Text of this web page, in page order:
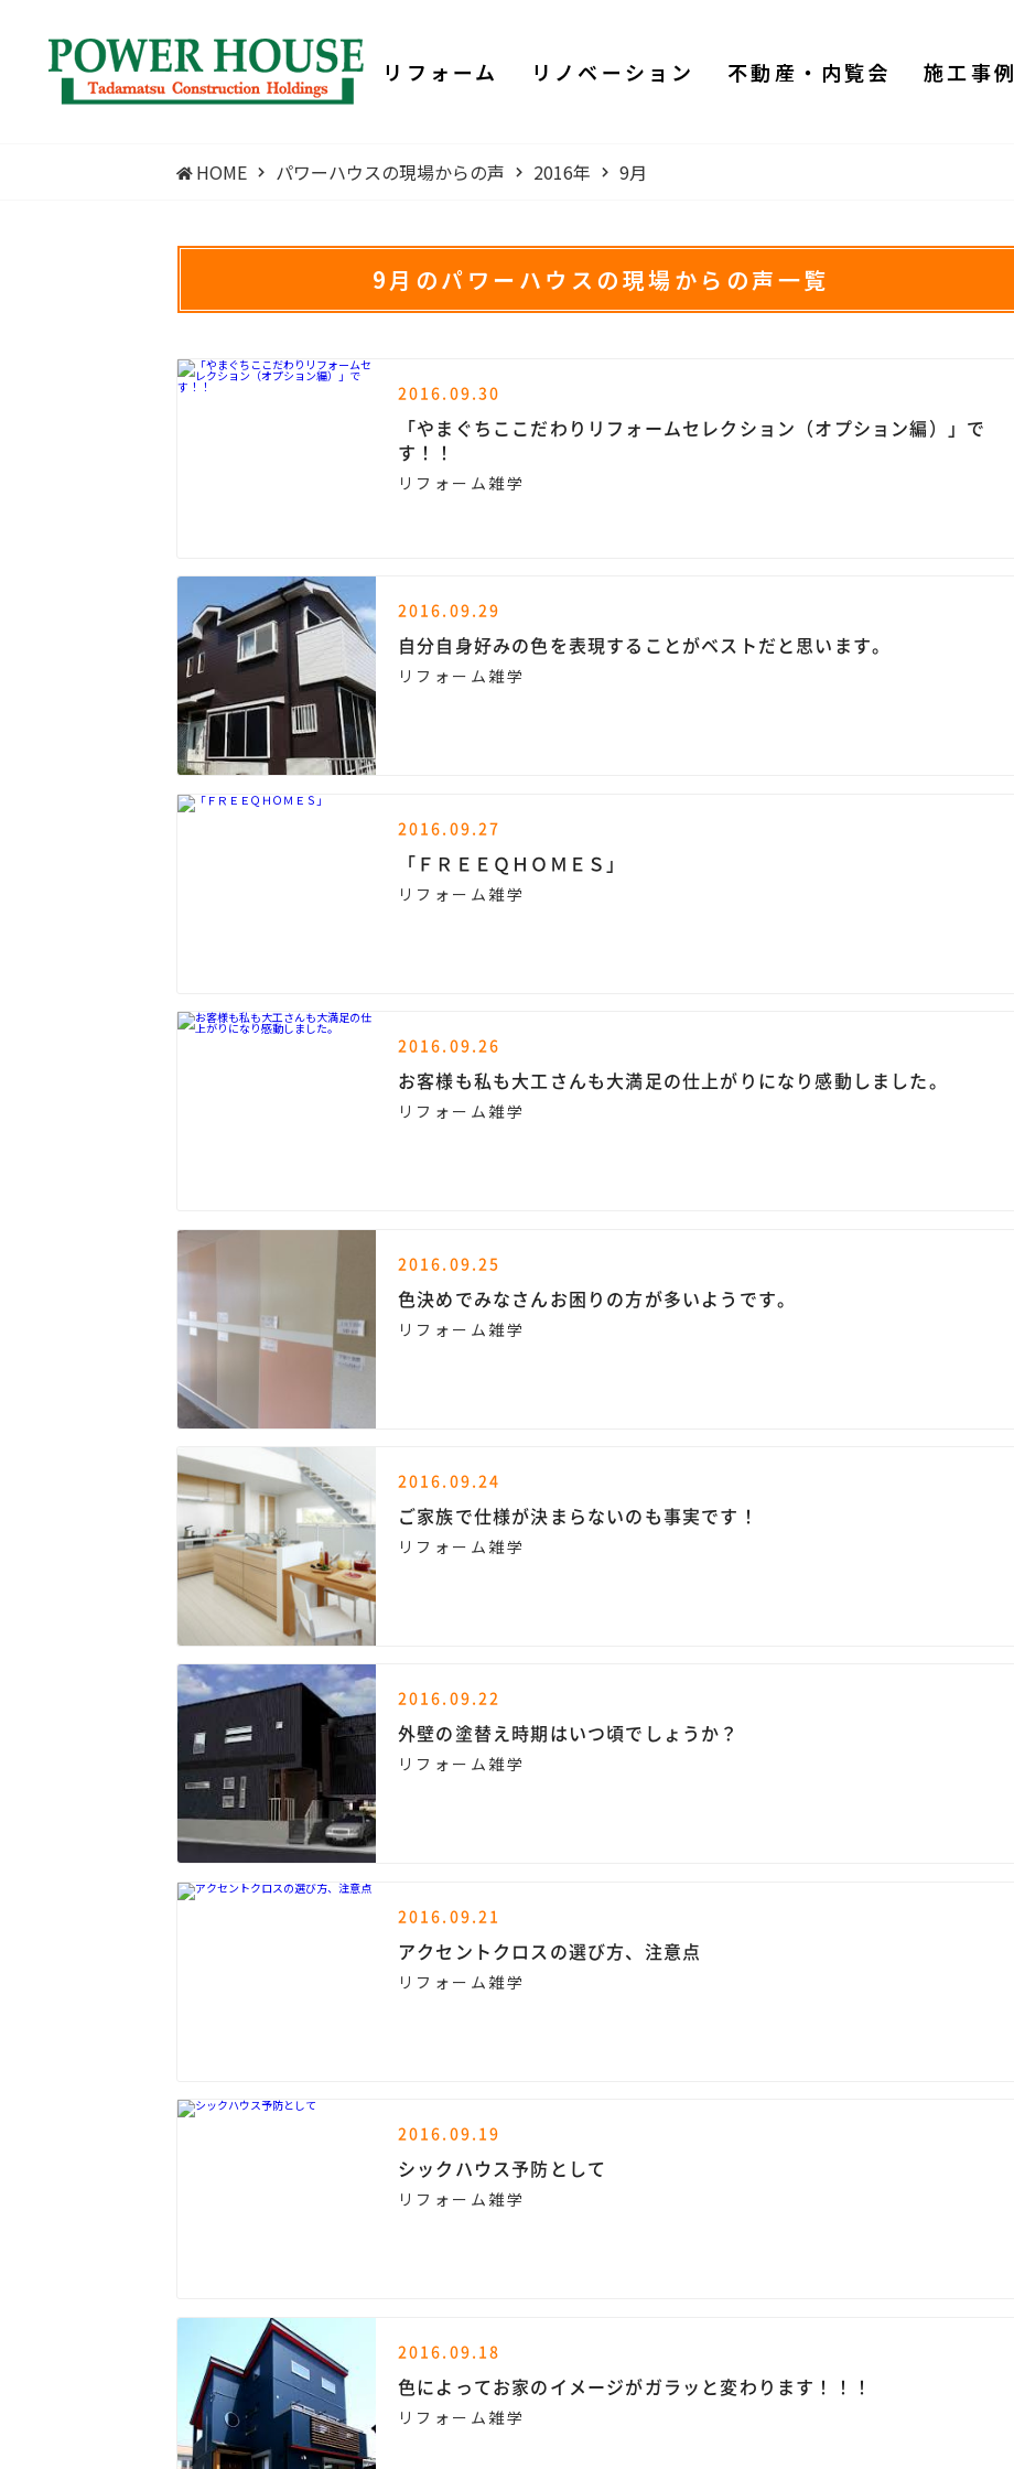
リフォーム リノベーション 不動産・内覧会 施工事例
HOME パワーハウスの現場からの声 2016年 9月
9月のパワーハウスの現場からの声一覧
2016.09.30
「やまぐちここだわりリフォームセレクション（オプション編）」で
す！！
リフォーム雑学
2016.09.29
自分自身好みの色を表現することがベストだと思います。
リフォーム雑学
2016.09.27
「ＦＲＥＥＱＨＯＭＥＳ」
リフォーム雑学
2016.09.26
お客様も私も大工さんも大満足の仕上がりになり感動しました。
リフォーム雑学
2016.09.25
色決めでみなさんお困りの方が多いようです。
リフォーム雑学
2016.09.24
ご家族で仕様が決まらないのも事実です！
リフォーム雑学
2016.09.22
外壁の塗替え時期はいつ頃でしょうか？
リフォーム雑学
2016.09.21
アクセントクロスの選び方、注意点
リフォーム雑学
2016.09.19
シックハウス予防として
リフォーム雑学
2016.09.18
色によってお家のイメージがガラッと変わります！！！
リフォーム雑学